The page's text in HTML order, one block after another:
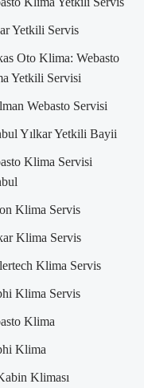
Yetkili Servis
Oto Klima: Webasto
Yetkili Servisi
Webasto Servisi
Yılkar Yetkili Bayii
Klima Servisi
Klima Servis
Klima Servis
Klima Servis
Klima Servis
Klima
Klima
Kliması